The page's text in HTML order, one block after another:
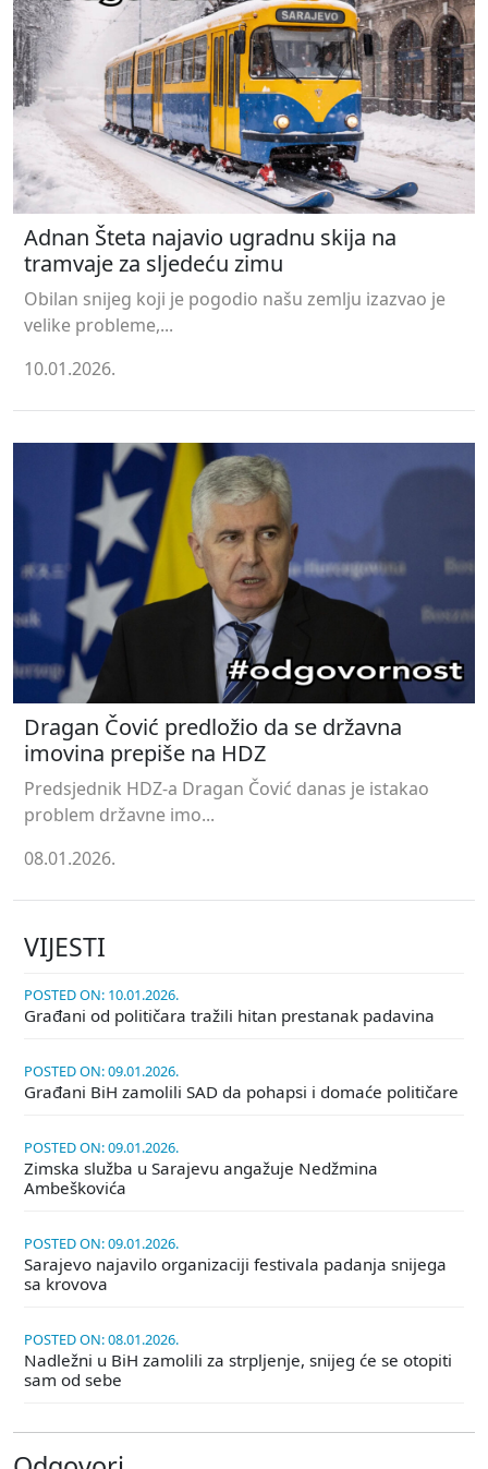
Adnan Šteta najavio ugradnu skija na
tramvaje za sljedeću zimu
Obilan snijeg koji je pogodio našu zemlju izazvao je
velike probleme,...
10.01.2026.
Dragan Čović predložio da se državna
imovina prepiše na HDZ
Predsjednik HDZ-a Dragan Čović danas je istakao
problem državne imo...
08.01.2026.
VIJESTI
POSTED ON: 10.01.2026.
Građani od političara tražili hitan prestanak padavina
POSTED ON: 09.01.2026.
Građani BiH zamolili SAD da pohapsi i domaće političare
POSTED ON: 09.01.2026.
Zimska služba u Sarajevu angažuje Nedžmina
Ambeškovića
POSTED ON: 09.01.2026.
Sarajevo najavilo organizaciji festivala padanja snijega
sa krovova
POSTED ON: 08.01.2026.
Nadležni u BiH zamolili za strpljenje, snijeg će se otopiti
sam od sebe